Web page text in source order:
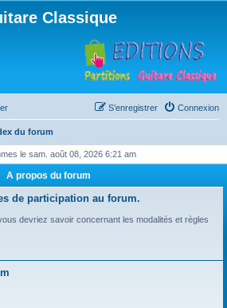
Classique
Connexion
S’enregistrer
du forum
le sam. août 08, 2026 6:21 am
A propos du forum
de participation au forum.
devriez savoir concernant les modalités et règles